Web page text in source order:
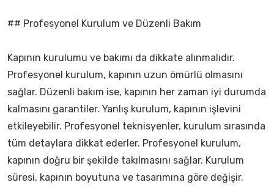
## Profesyonel Kurulum ve Düzenli Bakım
Kapının kurulumu ve bakımı da dikkate alınmalıdır.
Profesyonel kurulum, kapının uzun ömürlü olmasını
sağlar. Düzenli bakım ise, kapının her zaman iyi durumda
kalmasını garantiler. Yanlış kurulum, kapının işlevini
etkileyebilir. Profesyonel teknisyenler, kurulum sırasında
tüm detaylara dikkat ederler. Profesyonel kurulum,
kapının doğru bir şekilde takılmasını sağlar. Kurulum
süresi, kapının boyutuna ve tasarımına göre değişir.